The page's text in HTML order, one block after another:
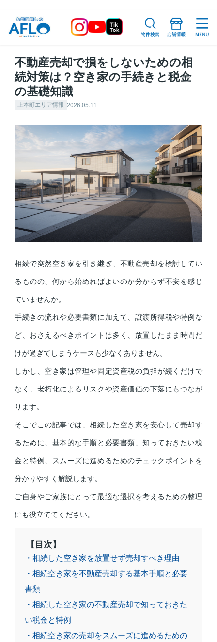
不動産売却で損をしないための相
続対策は？空き家の手続きと税金
の基礎知識
上本町エリア情報 2026.05.11
相続で突然空き家を引き継ぎ、不動産売却を検討してい
るものの、何から始めればよいのか分からず不安を感じ
ていませんか。
手続きの流れや必要書類に加えて、譲渡所得税や特例な
ど、おさえるべきポイントは多く、放置したまま時間だ
けが過ぎてしまうケースも少なくありません。
しかし、空き家は管理や固定資産税の負担が続くだけで
なく、老朽化によるリスクや資産価値の下落にもつなが
ります。
そこでこの記事では、相続した空き家を安心して売却す
るために、基本的な手順と必要書類、知っておきたい税
金と特例、スムーズに進めるためのチェックポイントを
分かりやすく解説します。
ご自身やご家族にとって最適な選択を考えるための整理
にも役立ててください。
【目次】
・相続した空き家を放置せず売却すべき理由
・相続空き家を不動産売却する基本手順と必要
書類
・相続した空き家の不動産売却で知っておきた
い税金と特例
・相続空き家の売却をスムーズに進めるための